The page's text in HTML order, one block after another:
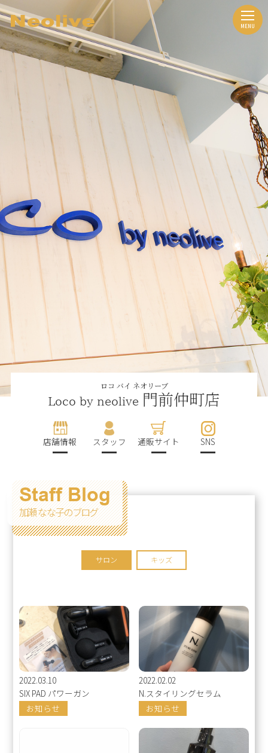
ロコ バイ ネオリーブ
Loco by neolive 門前仲町店
店舗情報 スタッフ 通販サイト SNS
Staff Blog
加瀬 なな子のブログ
サロン キッズ
2022.03.10
SIX PAD パワーガン
お知らせ
2022.02.02
N.スタイリングセラム
お知らせ